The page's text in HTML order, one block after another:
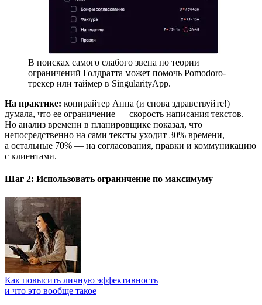
В поисках самого слабого звена по теории
ограничений Голдратта может помочь Pomodoro-
трекер или таймер в SingularityApp.
На практике: копирайтер Анна (и снова здравствуйте!)
думала, что ее ограничение — скорость написания текстов.
Но анализ времени в планировщике показал, что
непосредственно на сами тексты уходит 30% времени,
а остальные 70% — на согласования, правки и коммуникацию
с клиентами.
Шаг 2: Использовать ограничение по максимуму
Как повысить личную эффективность
и что это вообще такое